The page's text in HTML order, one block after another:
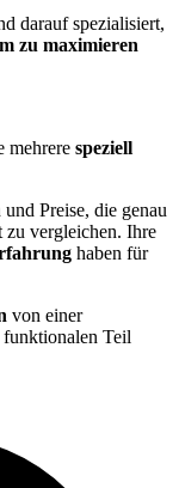
darauf spezialisiert,
zu maximieren
mehrere speziell
Preise, die genau
zu vergleichen. Ihre
haben für
von einer
Teil